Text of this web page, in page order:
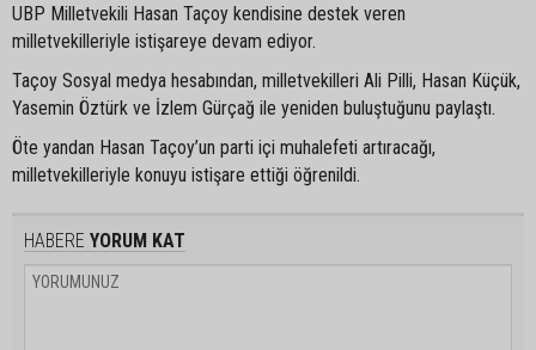
UBP Milletvekili Hasan Taçoy kendisine destek veren
milletvekilleriyle istişareye devam ediyor.
Taçoy Sosyal medya hesabından, milletvekilleri Ali Pilli, Hasan Küçük,
Yasemin Öztürk ve İzlem Gürçağ ile yeniden buluştuğunu paylaştı.
Öte yandan Hasan Taçoy’un parti içi muhalefeti artıracağı,
milletvekilleriyle konuyu istişare ettiği öğrenildi.
HABERE YORUM KAT